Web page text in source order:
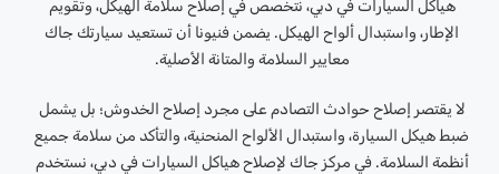
هياكل السيارات في دبي، نتخصص في إصلاح سلامة الهيكل، وتقويم
الإطار، واستبدال ألواح الهيكل. يضمن فنيونا أن تستعيد سيارتك جاك
معايير السلامة والمتانة الأصلية.
لا يقتصر إصلاح حوادث التصادم على مجرد إصلاح الخدوش؛ بل يشمل
ضبط هيكل السيارة، واستبدال الألواح المنحنية، والتأكد من سلامة جميع
أنظمة السلامة. في مركز جاك لإصلاح هياكل السيارات في دبي، نستخدم